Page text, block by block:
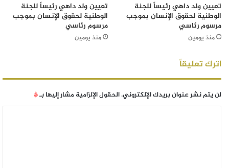
تعيين ولد داهي رئيساً للجنة
الوطنية لحقوق الإنسان بموجب
مرسوم رئاسي
منذ يومين
تعيين ولد داهي رئيساً للجنة
الوطنية لحقوق الإنسان بموجب
مرسوم رئاسي
منذ يومين
اترك تعليقاً
لن يتم نشر عنوان بريدك الإلكتروني.الحقول الإلزامية مشار إليها بـ*